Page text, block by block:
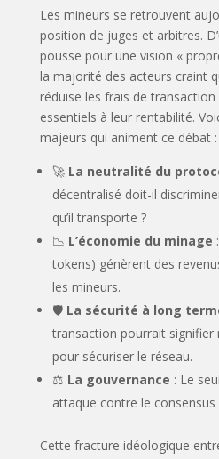
Les mineurs se retrouvent
position de juges et arbitres.
pousse pour une vision «
la majorité des acteurs craint
réduise les frais de transaction
essentiels à leur rentabilité.
majeurs qui animent ce débat :
🚀 La neutralité du
décentralisé doit-il
qu’il transporte ?
📉 L’économie du minage
tokens) génèrent des
les mineurs.
🛡️ La sécurité à long
transaction pourrait signifier
pour sécuriser le réseau.
⚖️ La gouvernance : Le
attaque contre le
Cette fracture idéologique